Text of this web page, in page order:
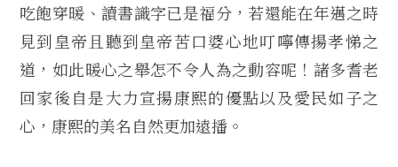
吃飽穿暖、讀書識字已是福分，若還能在年邁之時
見到皇帝且聽到皇帝苦口婆心地叮嚀傳揚孝悌之
道，如此暖心之舉怎不令人為之動容呢！諸多耆老
回家後自是大力宣揚康熙的優點以及愛民如子之
心，康熙的美名自然更加遠播。